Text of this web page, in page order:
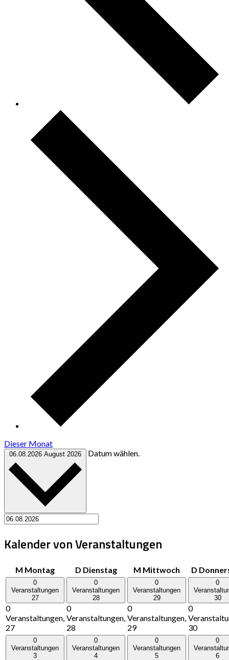
Dieser Monat
06.08.2026 August 2026 Datum wählen.
Kalender von Veranstaltungen
M Montag D Dienstag M Mittwoch D
0
Veranstaltungen
27
0
Veranstaltungen,
27
0
Veranstaltungen
28
0
Veranstaltungen,
28
0
Veranstaltungen
29
0
Veranstaltungen,
29
0
30
0
30
0
Veranstaltungen
3
0
Veranstaltungen
4
0
Veranstaltungen
5
0
6